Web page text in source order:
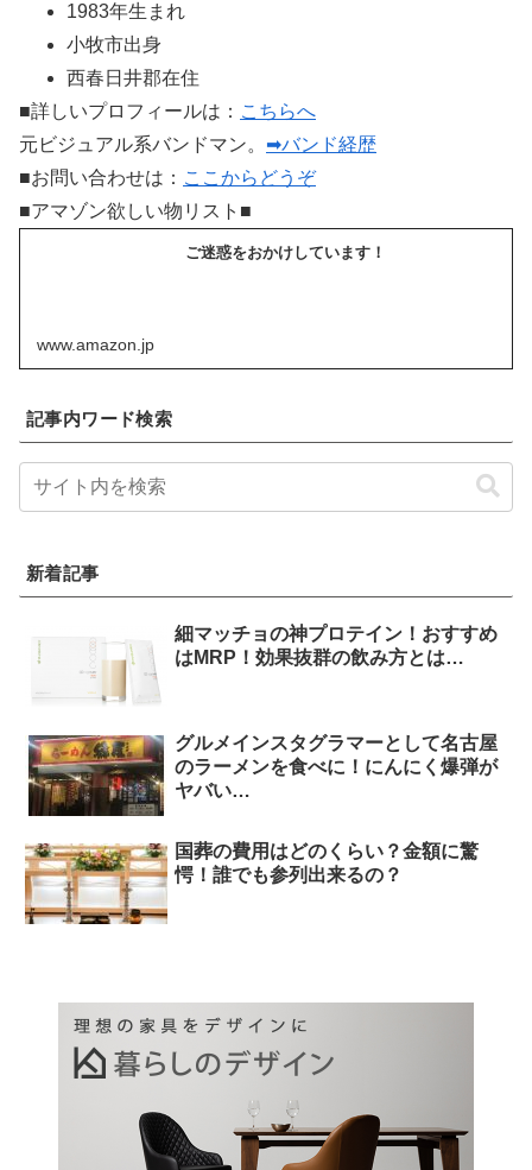
1983年生まれ
小牧市出身
西春日井郡在住
■詳しいプロフィールは： こちらへ
元ビジュアル系バンドマン。 ➡バンド経歴
■お問い合わせは： ここからどうぞ
■アマゾン欲しい物リスト■
ご迷惑をおかけしています！
www.amazon.jp
記事内ワード検索
新着記事
細マッチョの神プロテイン！おすすめ
はMRP！効果抜群の飲み方とは…
グルメインスタグラマーとして名古屋
のラーメンを食べに！にんにく爆弾が
ヤバい…
国葬の費用はどのくらい？金額に驚
愕！誰でも参列出来るの？